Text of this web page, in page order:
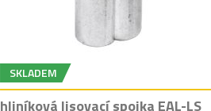
SKLADEM
hliníková lisovací spojka EAL-LS